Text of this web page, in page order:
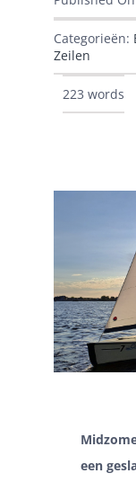
Categorieën:
Zeilen
223 words
een